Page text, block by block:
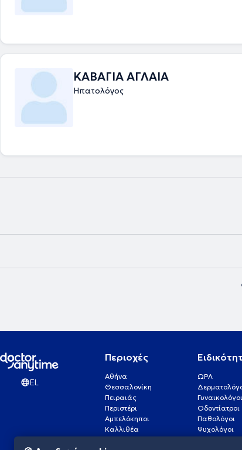
μελετών, παραμένοντας έτσι σε συνεχή ενημέρωση για τις
Αποτελεί ενεργό μέλος της Ελληνικής Γαστρεντερολογικής
Εταιρίας Μελέτης Ήπατος και της Ελληνικής Ομάδας Μελέτης
Φλεγμονωδών Νοσημάτων του Εντέρου. Στο ιατρείο της
όπως : γαστροοισοφαγική παλινδρόμηση , διερεύνηση αναιμίας,
σύνδρομο ευερέθιστου εντέρου, έλεγχος για ελικοβακτηρίδιο
του ήπατος, αιμορροΐδες και άλλα. Ταυτόχρονα,
ΚΑΒΑΓΙΑ ΑΓΛΑΙΑ
Ηπατολόγος
EL
Περιοχές
Αθήνα
Θεσσαλονίκη
Πειραιάς
Περιστέρι
Αμπελόκηποι
Καλλιθέα
Πάτρα
ΩΡΛ
Γυναικολόγοι
Οδοντίατροι
Παθολόγοι
Ψυχολόγοι